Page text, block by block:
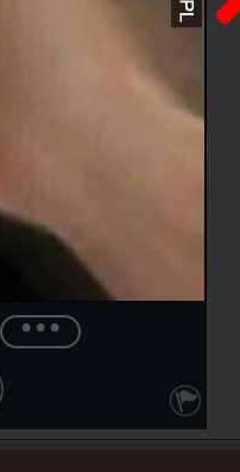
...